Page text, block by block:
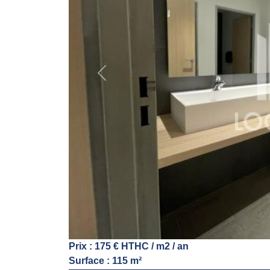
Previous
Prix : 175 € HTHC / m2 / an
Surface : 115 m²